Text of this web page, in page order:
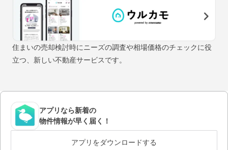
住まいの売却検討時にニーズの調査や相場価格のチェックに役
立つ、新しい不動産サービスです。
アプリなら新着の
物件情報が早く届く！
アプリをダウンロードする